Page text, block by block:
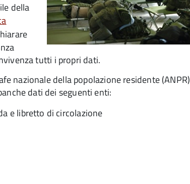
della
tutti i propri dati.
nazionale della popolazione residente (ANPR)
dati dei seguenti enti:
e libretto di circolazione